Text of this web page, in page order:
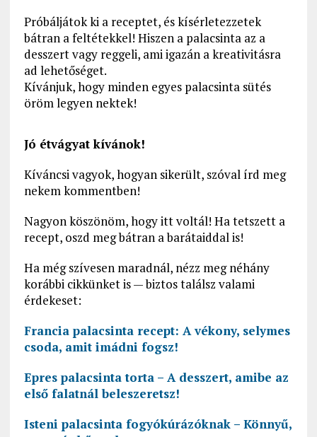
Próbáljátok ki a receptet, és kísérletezzetek
bátran a feltétekkel! Hiszen a palacsinta az a
desszert vagy reggeli, ami igazán a kreativitásra
ad lehetőséget.
Kívánjuk, hogy minden egyes palacsinta sütés
öröm legyen nektek!
Jó étvágyat kívánok!
Kíváncsi vagyok, hogyan sikerült, szóval írd meg
nekem kommentben!
Nagyon köszönöm, hogy itt voltál! Ha tetszett a
recept, oszd meg bátran a barátaiddal is!
Ha még szívesen maradnál, nézz meg néhány
korábbi cikkünket is — biztos találsz valami
érdekeset:
Francia palacsinta recept: A vékony, selymes
csoda, amit imádni fogsz!
Epres palacsinta torta – A desszert, amibe az
első falatnál beleszeretsz!
Isteni palacsinta fogyókúrázóknak – Könnyű,